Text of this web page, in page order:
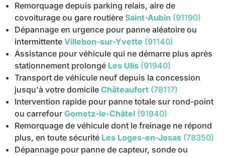
Remorquage depuis parking relais, aire de
covoiturage ou gare routière Saint-Aubin (91190)
Dépannage en urgence pour panne aléatoire ou
intermittente Villebon-sur-Yvette (91140)
Assistance pour véhicule qui ne démarre plus après
stationnement prolongé Les Ulis (91940)
Transport de véhicule neuf depuis la concession
jusqu'à votre domicile Châteaufort (78117)
Intervention rapide pour panne totale sur rond-point
ou carrefour Gometz-le-Châtel (91940)
Remorquage de véhicule dont le freinage ne répond
plus, en toute sécurité Les Loges-en-Josas (78350)
Dépannage pour panne de capteur, sonde ou